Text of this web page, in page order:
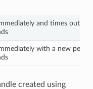
and times out
with a new
created using